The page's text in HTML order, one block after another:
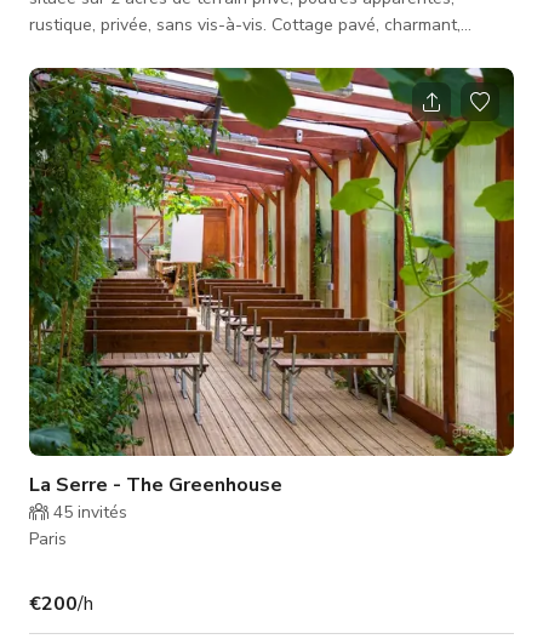
rustique, privée, sans vis-à-vis. Cottage pavé, charmant,
La Serre - The Greenhouse
45 invités
Paris
€200/h